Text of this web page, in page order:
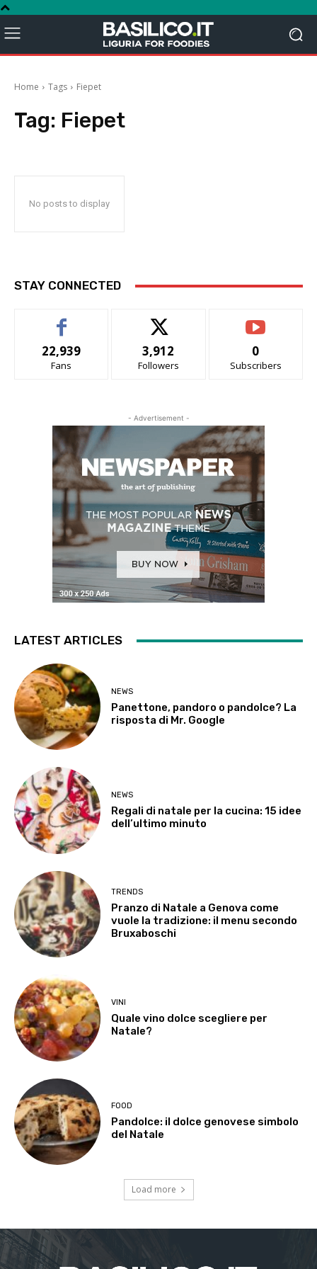
Home Tags Fiepet
Tag: Fiepet
No posts to display
STAY CONNECTED
22,939
Fans
3,912
Followers
0
Subscribers
- Advertisement -
LATEST ARTICLES
NEWS
Panettone, pandoro o pandolce? La
risposta di Mr. Google
NEWS
Regali di natale per la cucina: 15 idee
dell’ultimo minuto
TRENDS
Pranzo di Natale a Genova come
vuole la tradizione: il menu secondo
Bruxaboschi
VINI
Quale vino dolce scegliere per
Natale?
FOOD
Pandolce: il dolce genovese simbolo
del Natale
Load more